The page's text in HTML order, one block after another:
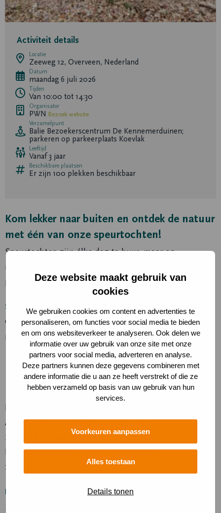
Deze website maakt gebruik van
cookies
We gebruiken cookies om content en advertenties te
personaliseren, om functies voor social media te bieden
en om ons websiteverkeer te analyseren. Ook delen we
informatie over uw gebruik van onze site met onze
partners voor social media, adverteren en analyse.
Deze partners kunnen deze gegevens combineren met
andere informatie die u aan ze heeft verstrekt of die ze
hebben verzameld op basis van uw gebruik van hun
services.
Voorkeuren aanpassen
Alles toestaan
Details tonen
Activiteit details
Locatie
Zeeweg 12, Overveen, Nederland
Datum
maandag 6 juli 2026
Tijden
Van 10:00 tot 14:30
Organisator
PWN Bezoek website
Verzamelpunt
Balie Bezoekerscentrum De Kennemerduinen;
parkeren op parkeerplaats Koevlak
Leeftijd
Vanaf 3 jaar
Beschikbare plaatsen
Er zijn 100 plekken beschikbaar
Kom lekker naar buiten en ontdek de natuur
met één van onze speurtochten!
Speurtochten zijn élke dag te huur, maar op
maandagen in de schoolvakanties (regio Noord)
profiteer je van 15% korting!
Speurtocht met rugzakje
Ga zelfstandig op pad met één van onze avontuurlijke
rugzakjes:
Spinnetje Spikkel (4-6 jaar)
Vosje Vos (vanaf 6 jaar)
Hulpboswachter (vanaf 7 jaar)
Prijs: normaal €11,95 → nu 15% korting
Aantal: max. 4 kinderen per rugzakje
Starttijd: tussen 10.00 – 14.30 uur
Reserveren: via 023-5411123 of info@np-
zuidkennemerland.nl
Kleuterspeurtocht Stijn Konijn
Speciaal voor de allerkleinsten (3-5 jaar)!